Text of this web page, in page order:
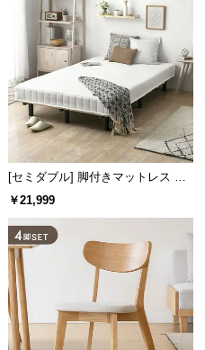
[セミダブル] 脚付きマットレス ボ
ンネルコイル やさしい肌触り コン
￥21,999